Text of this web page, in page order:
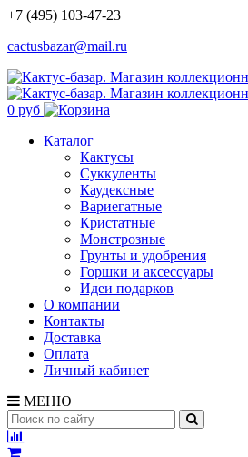
+7 (495) 103-47-23
cactusbazar@mail.ru
0 руб
Каталог
Кактусы
Суккуленты
Каудексные
Вариегатные
Кристатные
Монстрозные
Грунты и удобрения
Горшки и аксессуары
Идеи подарков
О компании
Контакты
Доставка
Оплата
Личный кабинет
МЕНЮ